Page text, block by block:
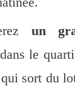
un
dans le
sort du